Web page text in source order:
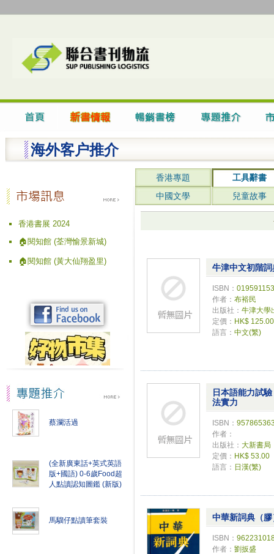
海外客户推介
香港書展 2024
🏠閱知館 (荃灣愉景新城)
🏠閱知館 (黃大仙翔盈里)
蔡瀾活過
(全新廣東話+英式英語
版+國語) 0-6歲Food超
人點讀認知圖鑑 (新版)
馬騮仔點讀筆套裝
香港專題
工具辭書
中國文學
兒童故事
牛津中文初階
ISBN：
作者： 布裕民
出版社： 牛津大學
定價： HK$ 125.00
語言： 中文(繁)
日本語能力試
法實力
ISBN：
作者：
出版社： 大新書局
定價： HK$ 53.00
語言： 日漢(繁)
中華新詞典（
ISBN：
作者： 劉扳盛